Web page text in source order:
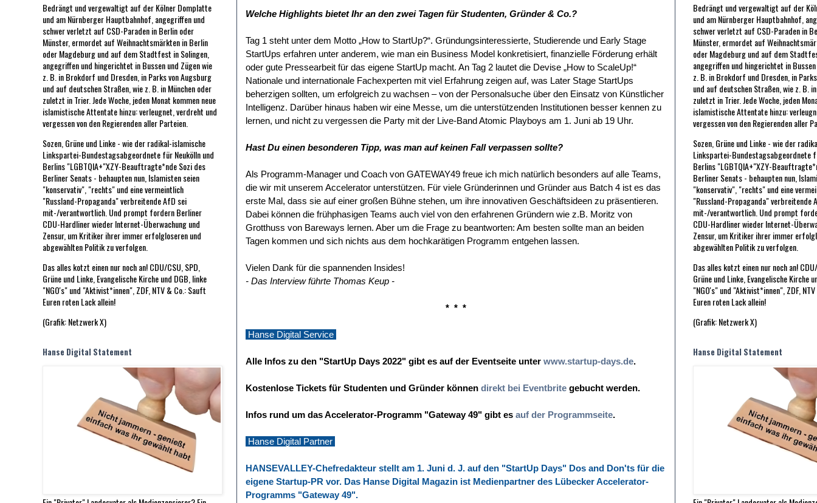
Welche Highlights bietet Ihr an den zwei Tagen für Studenten, Gründer & Co.?
Tag 1 steht unter dem Motto „How to StartUp?“. Gründungsinteressierte, Studierende und Early Stage
StartUps erfahren unter anderem, wie man ein Business Model konkretisiert, finanzielle Förderung erhält
oder gute Pressearbeit für das eigene StartUp macht. An Tag 2 lautet die Devise „How to ScaleUp!“
Nationale und internationale Fachexperten mit viel Erfahrung zeigen auf, was Later Stage StartUps
beherzigen sollten, um erfolgreich zu wachsen – von der Personalsuche über den Einsatz von Künstlicher
Intelligenz. Darüber hinaus haben wir eine Messe, um die unterstützenden Institutionen besser kennen zu
lernen, und nicht zu vergessen die Party mit der Live-Band Atomic Playboys am 1. Juni ab 19 Uhr.
Hast Du einen besonderen Tipp, was man auf keinen Fall verpassen sollte?
Als Programm-Manager und Coach von GATEWAY49 freue ich mich natürlich besonders auf alle Teams,
die wir mit unserem Accelerator unterstützen. Für viele Gründerinnen und Gründer aus Batch 4 ist es das
erste Mal, dass sie auf einer großen Bühne stehen, um ihre innovativen Geschäftsideen zu präsentieren.
Dabei können die frühphasigen Teams auch viel von den erfahrenen Gründern wie z.B. Moritz von
Grotthuss von Bareways lernen. Aber um die Frage zu beantworten: Am besten sollte man an beiden
Tagen kommen und sich nichts aus dem hochkarätigen Programm entgehen lassen.
Vielen Dank für die spannenden Insides!
- Das Interview führte Thomas Keup -
* * *
Hanse Digital Service
Alle Infos zu den "StartUp Days 2022" gibt es auf der Eventseite unter www.startup-days.de.
Kostenlose Tickets für Studenten und Gründer können direkt bei Eventbrite gebucht werden.
Infos rund um das Accelerator-Programm "Gateway 49" gibt es auf der Programmseite.
Hanse Digital Partner
HANSEVALLEY-Chefredakteur stellt am 1. Juni d. J. auf den "StartUp Days" Dos and Don'ts für die
eigene Startup-PR vor. Das Hanse Digital Magazin ist Medienpartner des Lübecker Accelerator-
Programms "Gateway 49".
Bedrängt und vergewaltigt auf der Kölner Domplatte
und am Nürnberger Hauptbahnhof, angegriffen und
schwer verletzt auf CSD-Paraden in Berlin oder
Münster, ermordet auf Weihnachtsmärkten in Berlin
oder Magdeburg und auf dem Stadtfest in Solingen,
angegriffen und hingerichtet in Bussen und Zügen wie
z. B. in Brokdorf und Dresden, in Parks von Augsburg
und auf deutschen Straßen, wie z. B. in München oder
zuletzt in Trier. Jede Woche, jeden Monat kommen neue
islamistische Attentate hinzu: verleugnet, verdreht und
vergessen von den Regierenden aller Parteien.
Sozen, Grüne und Linke - wie der radikal-islamische
Linkspartei-Bundestagsabgeordnete für Neukölln und
Berlins "LGBTQIA+"XZY-Beauftragte*nde Sozi des
Berliner Senats - behaupten nun, Islamisten seien
"konservativ", "rechts" und eine vermeintlich
"Russland-Propaganda" verbreitende AfD sei
mit-/verantwortlich. Und prompt fordern Berliner
CDU-Hardliner wieder Internet-Überwachung und
Zensur, um Kritiker ihrer immer erfolgloseren und
abgewählten Politik zu verfolgen.
Das alles kotzt einen nur noch an! CDU/CSU, SPD,
Grüne und Linke, Evangelische Kirche und DGB, linke
"NGO's" und "Aktivist*innen", ZDF, NTV & Co.: Sauft
Euren roten Lack allein!
(Grafik: Netzwerk X)
Hanse Digital Statement
Bedrängt und vergewaltigt auf der
und am Nürnberger Hauptbahnhof,
schwer verletzt auf CSD-Paraden in
Münster, ermordet auf
oder Magdeburg und auf dem
angegriffen und hingerichtet in
z. B. in Brokdorf und Dresden, in
und auf deutschen Straßen, wie z. B.
zuletzt in Trier. Jede Woche, jeden
islamistische Attentate hinzu:
vergessen von den Regierenden aller
Sozen, Grüne und Linke - wie der
Linkspartei-Bundestagsabgeordnete
Berlins "LGBTQIA+"XZY-
Berliner Senats - behaupten nun,
"konservativ", "rechts" und eine
"Russland-Propaganda" verbreitende
mit-/verantwortlich. Und prompt
CDU-Hardliner wieder Internet-
Zensur, um Kritiker ihrer immer
abgewählten Politik zu verfolgen.
Das alles kotzt einen nur noch an!
Grüne und Linke, Evangelische Kirche
"NGO's" und "Aktivist*innen", ZDF,
Euren roten Lack allein!
(Grafik: Netzwerk X)
Hanse Digital Statement